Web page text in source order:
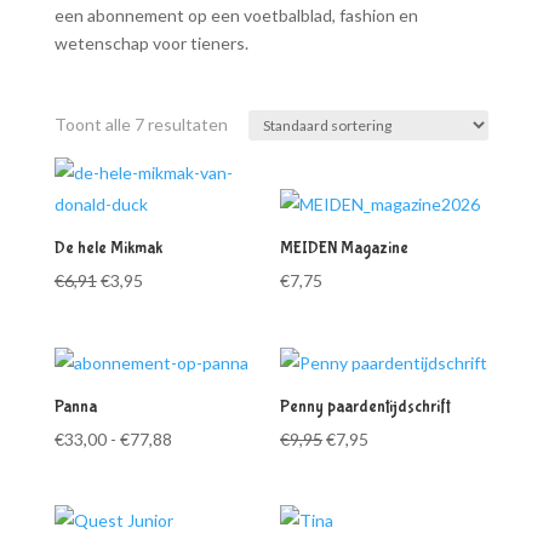
een abonnement op een voetbalblad, fashion en
wetenschap voor tieners.
Toont alle 7 resultaten
De hele Mikmak
€6,91Oorspronkelijke
€6,91.
€3,95Huidige
€3,95.
MEIDEN Magazine
€7,75
Panna
€33,00 - €77,88Prijsklasse:
Penny paardentijdschrift
€9,95Oorspronkelijke
€9,95.
€7,95